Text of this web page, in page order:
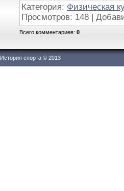
Категория: Физическая
Просмотров: 148 |
Всего комментариев:0
История спорта © 2013